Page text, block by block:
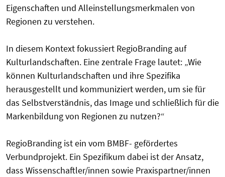
Eigenschaften und Alleinstellungsmerkmalen von
Regionen zu verstehen.
In diesem Kontext fokussiert RegioBranding auf
Kulturlandschaften. Eine zentrale Frage lautet: „Wie
können Kulturlandschaften und ihre Spezifika
herausgestellt und kommuniziert werden, um sie für
das Selbstverständnis, das Image und schließlich für die
Markenbildung von Regionen zu nutzen?“
RegioBranding ist ein vom BMBF- gefördertes
Verbundprojekt. Ein Spezifikum dabei ist der Ansatz,
dass Wissenschaftler/innen sowie Praxispartner/innen